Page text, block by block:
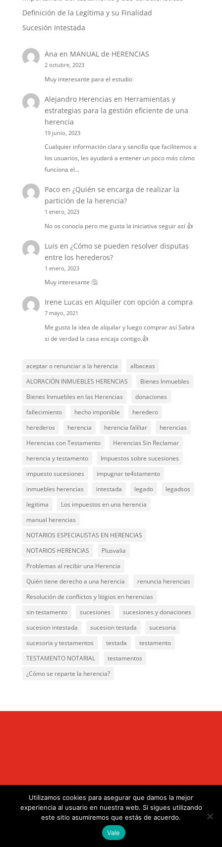
Definición de la Legítima y su Finalidad
Sucesión Intestada
Ana en MANUAL de HERENCIAS
2 octubre, 2023
Muy interesante para el estudio
Alejandro Herencias en Herramientas y
estrategias para la gestión eficiente de una
herencia
19 junio, 2023
Cualquier información clara y sencilla que facilitemos a
los usuarios, les ayudará a entener un poco más cómo
funciona el…
Paco en¿Quién se encarga de realizar la
partición de la herencia?
1 enero, 2023
No os conocía pero me gusta la iniciativa seguir así 👍
Luis en¿Cómo se pueden resolver disputas
entre los herederos?
1 enero, 2023
Muy interesante 🤔
Irene Lucas enAlquiler con opción a compra
7 mayo, 2021
Me gusta la idea de alquilar y luego comprar así Sabra
si de verdad la casa encaja contigo.👍
aceptar o renunciar a la herencia
albaceas
ALORACIÓN INMUEBLES HERENCIAS
Bienes Inmuebles
Bienes Inmuebles en las Herencias
donaciones
fallecimiento
hecho imponible
heredero
herederos
herencia herencia faliliar
herencias
Herencias con Testamento
Herencias Sin Reclamar
herencia y testamento
Impuestos sobre sucesiones
impuesto sucesiones
impugnar te4stamento
inmuebles herencias
intestada legado
legadsos
legitima
Los impuestos en una herencia
manual herencias
NOTARIOS ESPECIALISTAS EN HERENCIAS
NOTARIOS HERENCIAS
Plusvalia
Problemas al recibir una Herencia
Quién tiene derecho a una herencia
renuncia herencias
Resolución de conflictos y litigios en herencias
sin testamento
sucesiones
sucesiones y donaciones
sucesion intestada
sucesion testada
sucesoria
sucesoria y testamentos
testada
testamento
TESTAMENTO NOTARIAL
testamentos
¿Cómo se reparte la herencia?
.
Utilizamos cookies para asegurar que damos la mejor
experiencia al usuario en nuestra web. Si sigues utilizando
este sitio asumiremos que estás de acuerdo.
Vale